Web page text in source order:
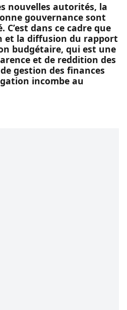
nouvelles autorités, la
gouvernance sont
dans ce cadre que
et la diffusion du rapport
budgétaire, qui est une
et de reddition des
gestion des finances
incombe au